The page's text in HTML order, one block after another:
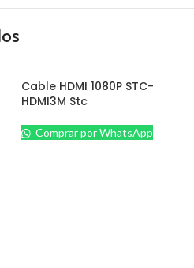
Cable HDMI 1080P STC-
HDMI3M Stc
Comprar por WhatsApp